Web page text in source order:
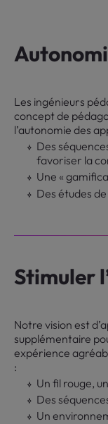
Les ingénieurs
concept de
l’autonomie des
Des
favoriser la
Une «
Des études
Stimuler
Notre vision est
supplémentaire
expérience
:
Un fil rouge,
Des
Un